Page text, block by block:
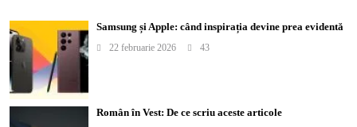
Samsung și Apple: când inspirația devine prea evidentă
22 februarie 2026 43
Român în Vest: De ce scriu aceste articole